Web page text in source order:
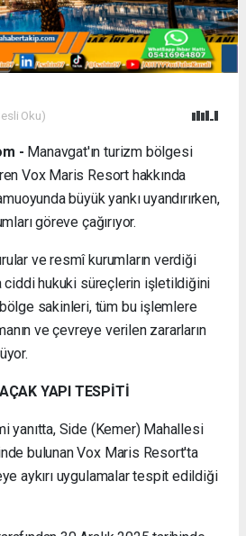
Oku)
- Manavgat'ın turizm bölgesi
Vox Maris Resort hakkında
büyük yankı uyandırırken,
göreve çağırıyor.
ve resmî kurumların verdiği
ciddi hukuki süreçlerin işletildiğini
sakinleri, tüm bu işlemlere
ve çevreye verilen zararların
YAPI TESPİTİ
yanıtta, Side (Kemer) Mahallesi
bulunan Vox Maris Resort'ta
aykırı uygulamalar tespit edildiği